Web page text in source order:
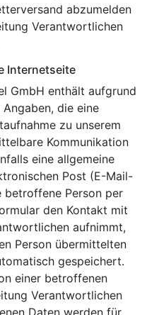
abzumelden
Verantwortlichen
Internetseite
GmbH enthält aufgrund
die eine
zu unserem
Kommunikation
eine allgemeine
Post (E-Mail-
betroffene Person per
den Kontakt mit
aufnimmt,
Person übermittelten
gespeichert.
einer betroffenen
Verantwortlichen
Daten werden für